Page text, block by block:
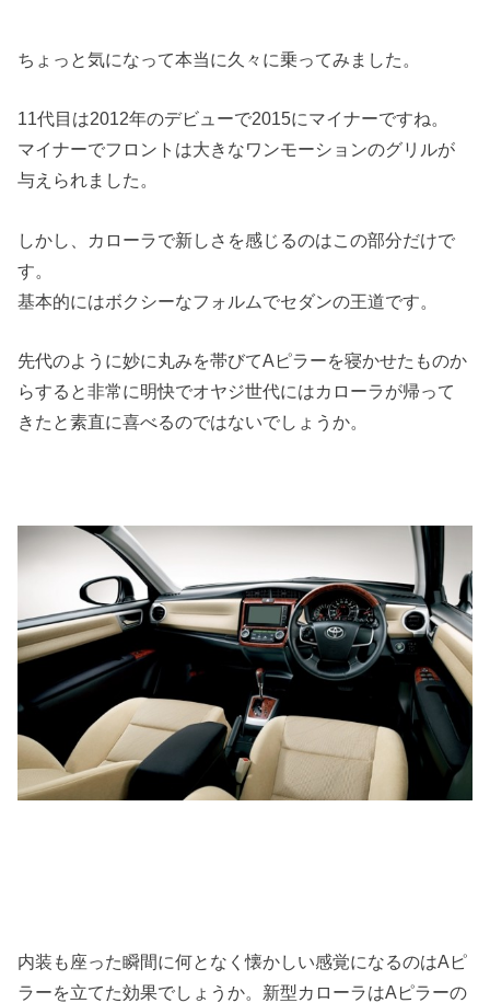
ちょっと気になって本当に久々に乗ってみました。
11代目は2012年のデビューで2015にマイナーですね。
マイナーでフロントは大きなワンモーションのグリルが
与えられました。
しかし、カローラで新しさを感じるのはこの部分だけで
す。
基本的にはボクシーなフォルムでセダンの王道です。
先代のように妙に丸みを帯びてAピラーを寝かせたものか
らすると非常に明快でオヤジ世代にはカローラが帰って
きたと素直に喜べるのではないでしょうか。
内装も座った瞬間に何となく懐かしい感覚になるのはAピ
ラーを立てた効果でしょうか。新型カローラはAピラーの